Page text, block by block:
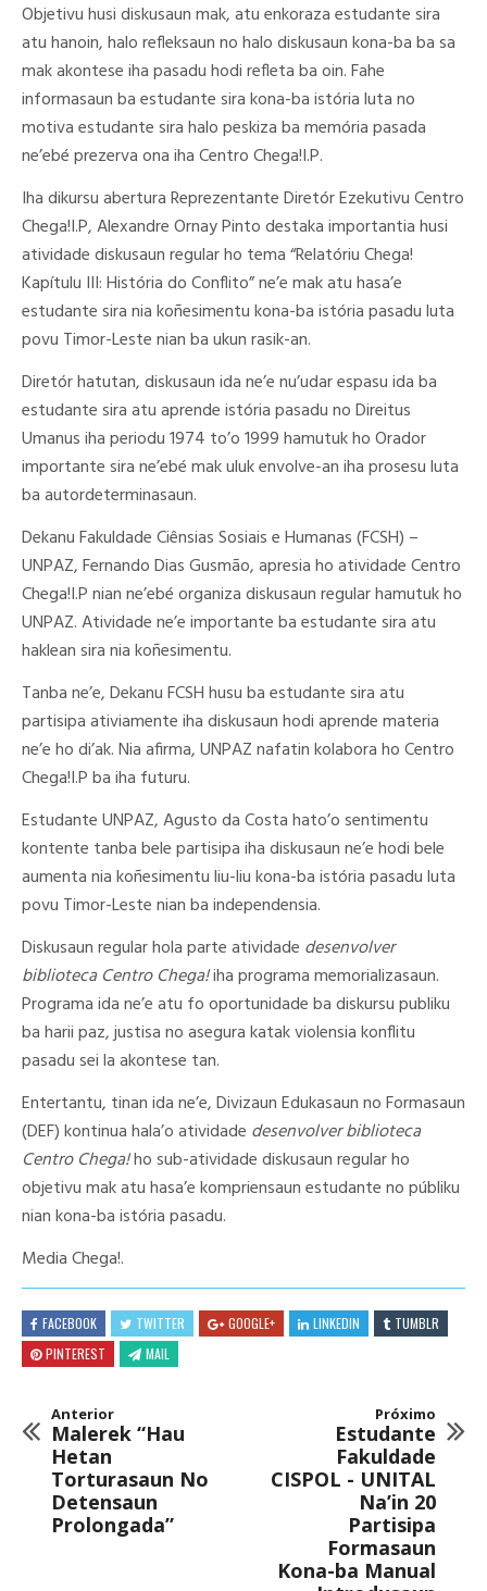
Objetivu husi diskusaun mak, atu enkoraza estudante sira
atu hanoin, halo refleksaun no halo diskusaun kona-ba ba sa
mak akontese iha pasadu hodi refleta ba oin. Fahe
informasaun ba estudante sira kona-ba istória luta no
motiva estudante sira halo peskiza ba memória pasada
ne’ebé prezerva ona iha Centro Chega!I.P.
Iha dikursu abertura Reprezentante Diretór Ezekutivu Centro
Chega!I.P, Alexandre Ornay Pinto destaka importantia husi
atividade diskusaun regular ho tema “Relatóriu Chega!
Kapítulu III: História do Conflito” ne’e mak atu hasa’e
estudante sira nia koñesimentu kona-ba istória pasadu luta
povu Timor-Leste nian ba ukun rasik-an.
Diretór hatutan, diskusaun ida ne’e nu’udar espasu ida ba
estudante sira atu aprende istória pasadu no Direitus
Umanus iha periodu 1974 to’o 1999 hamutuk ho Orador
importante sira ne’ebé mak uluk envolve-an iha prosesu luta
ba autordeterminasaun.
Dekanu Fakuldade Ciênsias Sosiais e Humanas (FCSH) –
UNPAZ, Fernando Dias Gusmão, apresia ho atividade Centro
Chega!I.P nian ne’ebé organiza diskusaun regular hamutuk ho
UNPAZ. Atividade ne’e importante ba estudante sira atu
haklean sira nia koñesimentu.
Tanba ne’e, Dekanu FCSH husu ba estudante sira atu
partisipa ativiamente iha diskusaun hodi aprende materia
ne’e ho di’ak. Nia afirma, UNPAZ nafatin kolabora ho Centro
Chega!I.P ba iha futuru.
Estudante UNPAZ, Agusto da Costa hato’o sentimentu
kontente tanba bele partisipa iha diskusaun ne’e hodi bele
aumenta nia koñesimentu liu-liu kona-ba istória pasadu luta
povu Timor-Leste nian ba independensia.
Diskusaun regular hola parte atividade desenvolver
biblioteca Centro Chega!iha programa memorializasaun.
Programa ida ne’e atu fo oportunidade ba diskursu publiku
ba harii paz, justisa no asegura katak violensia konflitu
pasadu sei la akontese tan.
Entertantu, tinan ida ne’e, Divizaun Edukasaun no Formasaun
(DEF) kontinua hala’o atividade desenvolver biblioteca
Centro Chega!ho sub-atividade diskusaun regular ho
objetivu mak atu hasa’e kompriensaun estudante no públiku
nian kona-ba istória pasadu.
Media Chega!.
FACEBOOK TWITTER GOOGLE+ LINKEDIN
TUMBLR
PINTEREST
MAIL
Anterior
Malerek “Hau
Hetan
Torturasaun No
Detensaun
Prolongada”
Próximo
Estudante
Fakuldade
CISPOL - UNITAL
Na’in 20
Partisipa
Formasaun
Kona-ba Manual